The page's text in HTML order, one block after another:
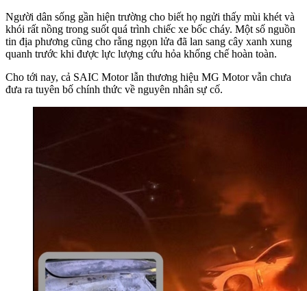
Người dân sống gần hiện trường cho biết họ ngửi thấy mùi khét và
khói rất nồng trong suốt quá trình chiếc xe bốc cháy. Một số nguồn
tin địa phương cũng cho rằng ngọn lửa đã lan sang cây xanh xung
quanh trước khi được lực lượng cứu hỏa khống chế hoàn toàn.
Cho tới nay, cả SAIC Motor lẫn thương hiệu MG Motor vẫn chưa
đưa ra tuyên bố chính thức về nguyên nhân sự cố.